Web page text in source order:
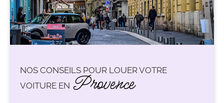
NOS CONSEILS POUR LOUER VOTRE
VOITURE EN Provence